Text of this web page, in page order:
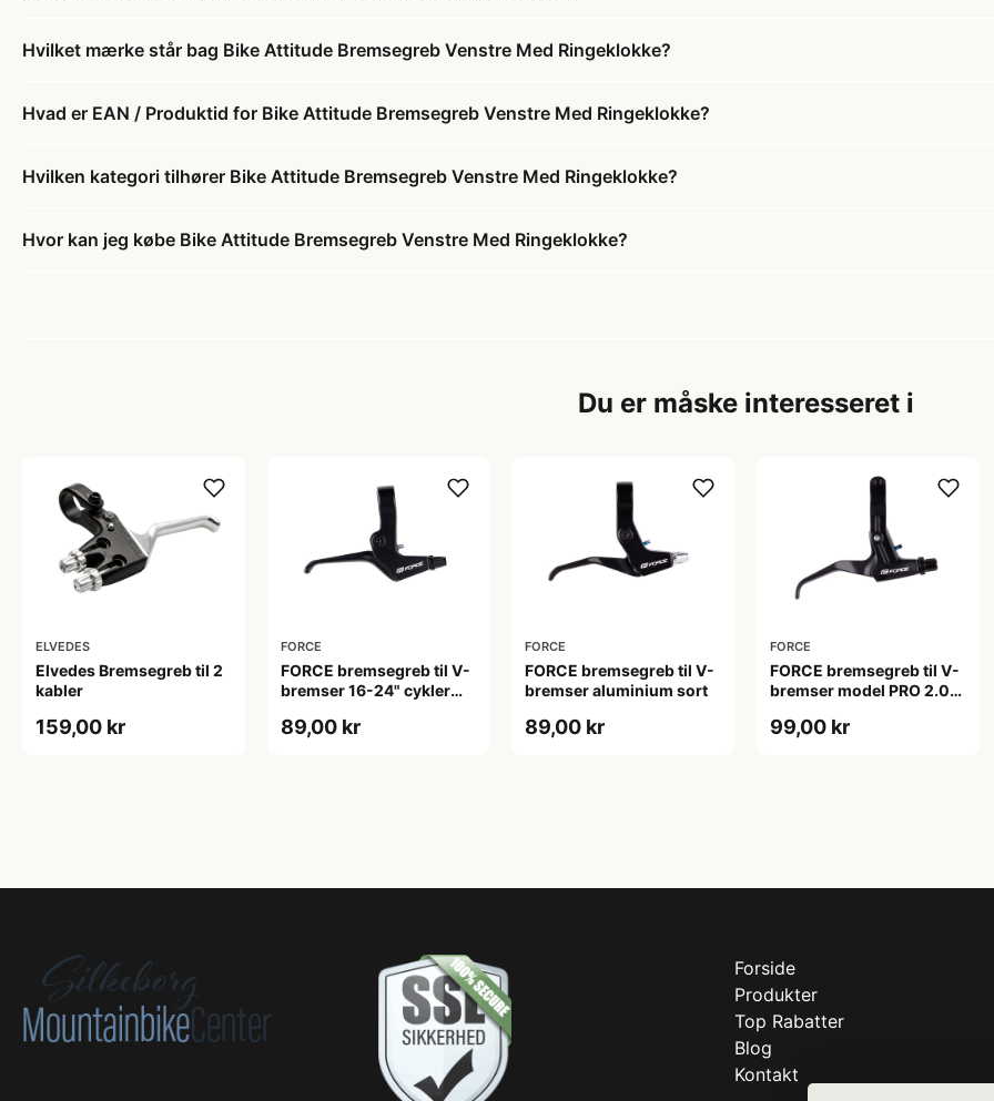
Hvilket mærke står bag Bike Attitude Bremsegreb Venstre Med Ringeklokke?
Hvad er EAN / Produktid for Bike Attitude Bremsegreb Venstre Med Ringeklokke?
Hvilken kategori tilhører Bike Attitude Bremsegreb Venstre Med Ringeklokke?
Hvor kan jeg købe Bike Attitude Bremsegreb Venstre Med Ringeklokke?
Du er måske interesseret i
ELVEDES
Elvedes Bremsegreb til 2
kabler
159,00 kr
FORCE
FORCE bremsegreb til V-
bremser 16-24" cykler
sort
89,00 kr
FORCE
FORCE bremsegreb til V-
bremser aluminium sort
89,00 kr
FORCE
FORCE bremsegreb til V-
bremser model PRO 2.0
99,00 kr
Forside
Produkter
Top Rabatter
Blog
Kontakt